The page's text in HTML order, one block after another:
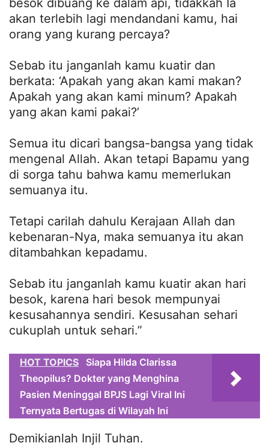
besok dibuang ke dalam api, tidakkah Ia
akan terlebih lagi mendandani kamu, hai
orang yang kurang percaya?
Sebab itu janganlah kamu kuatir dan
berkata: ‘Apakah yang akan kami makan?
Apakah yang akan kami minum? Apakah
yang akan kami pakai?’
Semua itu dicari bangsa-bangsa yang tidak
mengenal Allah. Akan tetapi Bapamu yang
di sorga tahu bahwa kamu memerlukan
semuanya itu.
Tetapi carilah dahulu Kerajaan Allah dan
kebenaran-Nya, maka semuanya itu akan
ditambahkan kepadamu.
Sebab itu janganlah kamu kuatir akan hari
besok, karena hari besok mempunyai
kesusahannya sendiri. Kesusahan sehari
cukuplah untuk sehari.”
HOT TOPICS
Siapa Hilda Clarissa
Theopilus? Dokter yang Menghina
Pasien Meninggal BPJS Lagi Viral Ini
Ternyata Bertugas di Wilayah Ini
Demikianlah Injil Tuhan.